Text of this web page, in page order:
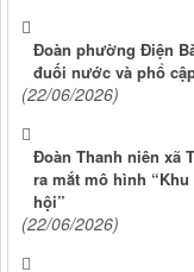
Đoàn phường Điện
đuối nước và phổ
(22/06/2026)
Đoàn Thanh niên xã
ra mắt mô hình
hội”
(22/06/2026)